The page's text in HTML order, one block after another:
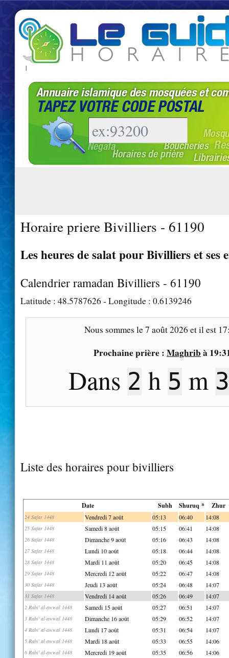
|
Horaire priere Bivilliers - 61190
Les heures de salat pour Bivilliers et ses
Calendrier ramadan Bivilliers - 61190
Latitude : 48.5787626 - Longitude : 0.6139246
Nous sommes le7 août 2026 et il est
Prochaine prière : Maghrib à
Dans 2 h 5 m 2
Liste des horaires pour bivilliers
Date Subh Shuruq * Zhur
24 Safar 1448 Vendredi 7 août 05:13 06:40 14:08
25 Safar 1448 Samedi 8 août 05:15 06:41 14:08
26 Safar 1448 Dimanche 9 août 05:16 06:43 14:08
27 Safar 1448 Lundi 10 août 05:18 06:44 14:08
28 Safar 1448 Mardi 11 août 05:20 06:45 14:08
29 Safar 1448 Mercredi 12 août 05:22 06:47 14:08
30 Safar 1448 Jeudi 13 août 05:24 06:48 14:07
31 Safar 1448 Vendredi 14 août 05:26 06:49 14:07
2 Rabi' al-awwal 1448 Samedi 15 août 05:27 06:51 14:07
3 Rabi' al-awwal 1448 Dimanche 16 août 05:29 06:52 14:07
4 Rabi' al-awwal 1448 Lundi 17 août 05:31 06:54 14:07
5 Rabi' al-awwal 1448 Mardi 18 août 05:33 06:55 14:06
6 Rabi' al-awwal 1448 Mercredi 19 août 05:35 06:56 14:06